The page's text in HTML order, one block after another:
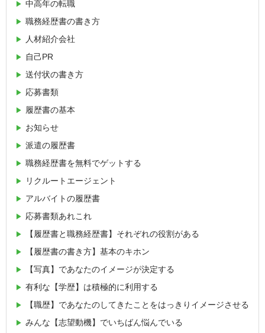
中高年の転職
職務経歴書の書き方
人材紹介会社
自己PR
送付状の書き方
応募書類
履歴書の基本
お知らせ
派遣の履歴書
職務経歴書を無料でゲットする
リクルートエージェント
アルバイトの履歴書
応募書類あれこれ
【履歴書と職務経歴書】それぞれの役割がある
【履歴書の書き方】基本のキホン
【写真】であなたのイメージが決定する
有利な【学歴】は積極的に利用する
【職歴】であなたのしてきたことをはっきりイメージさせる
みんな【志望動機】でいちばん悩んでいる